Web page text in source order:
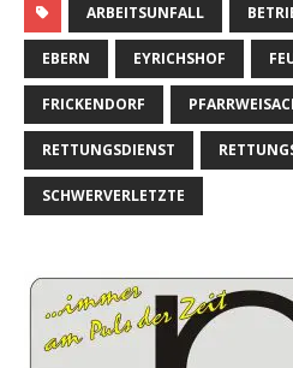
ARBEITSUNFALL
EBERN EYRICHSHOF
FRICKENDORF
RETTUNGSDIENST
SCHWERVERLETZTE